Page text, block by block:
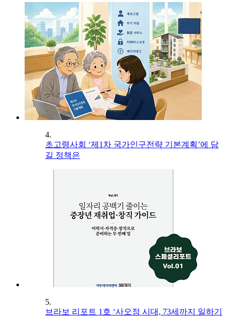
4.
초고령사회 ‘제1차 국가인구전략 기본계획’에 담
길 정책은
5.
브라보 리포트 1호 ‘사오정 시대, 73세까지 일하기